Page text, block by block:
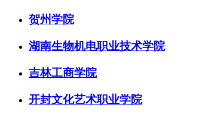
贺州学院
湖南生物机电职业技术学院
吉林工商学院
开封文化艺术职业学院